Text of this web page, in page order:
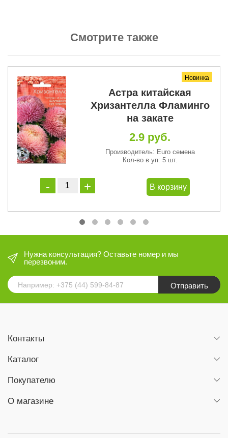
Смотрите также
Новинка
Астра китайская
Хризантелла Фламинго
на закате
2.9 руб.
Производитель: Euro семена
Кол-во в уп: 5 шт.
В корзину
Нужна консультация? Оставьте номер и мы
перезвоним.
Отправить
Контакты
Каталог
Покупателю
О магазине